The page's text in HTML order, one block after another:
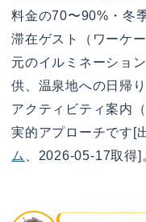
料金の70〜90%・冬
滞在ゲスト（ワーケ
元のイルミネーショ
供、温泉地への日帰
アクティビティ案内
実的アプローチです[
ム
、2026-05-17取得]